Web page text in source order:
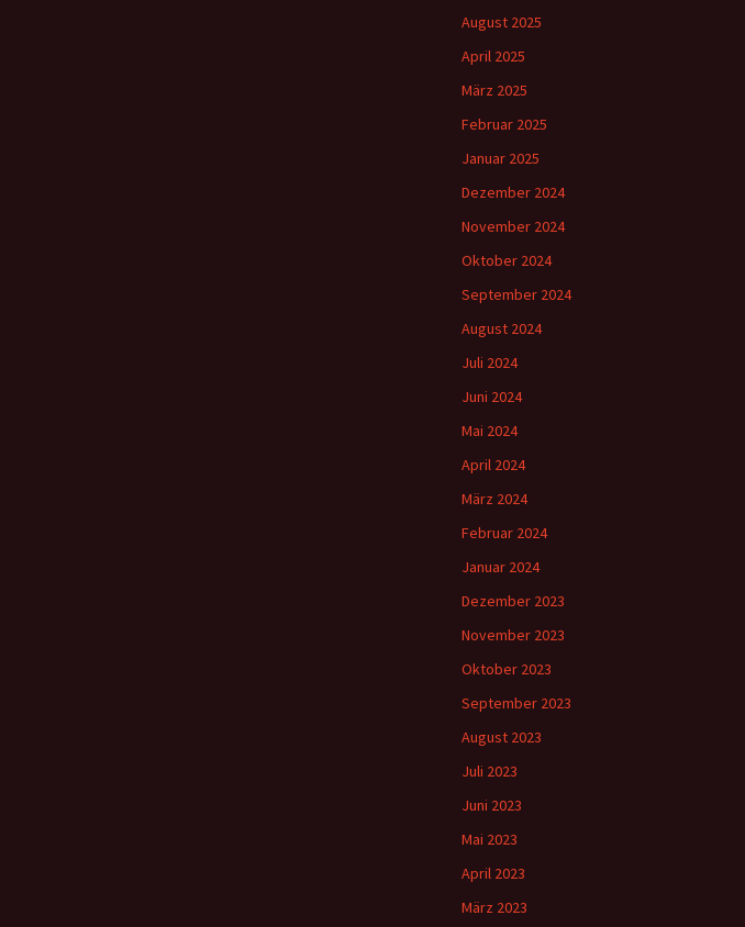
August 2025
April 2025
März 2025
Februar 2025
Januar 2025
Dezember 2024
November 2024
Oktober 2024
September 2024
August 2024
Juli 2024
Juni 2024
Mai 2024
April 2024
März 2024
Februar 2024
Januar 2024
Dezember 2023
November 2023
Oktober 2023
September 2023
August 2023
Juli 2023
Juni 2023
Mai 2023
April 2023
März 2023